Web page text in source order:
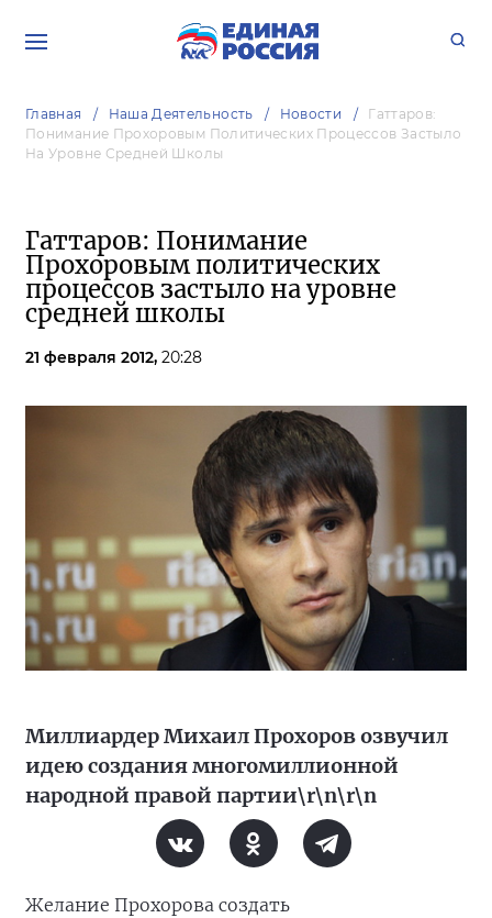
Главная Наша Деятельность Новости
Гаттаров:
Понимание Прохоровым Политических Процессов Застыло
На Уровне Средней Школы
Гаттаров: Понимание
Прохоровым политических
процессов застыло на уровне
средней школы
21 февраля 2012, 20:28
Миллиардер Михаил Прохоров озвучил
идею создания многомиллионной
народной правой партии\r\n\r\n
Желание Прохорова создать